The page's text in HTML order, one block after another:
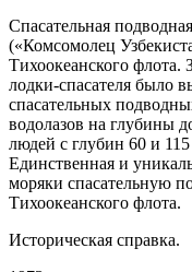
Спасательная
(«Комсомолец
Тихоокеанского флота.
лодки-спасателя было
спасательных
водолазов на глубины
людей с глубин 60 и
Единственная и
моряки спасательную
Тихоокеанского флота.
Историческая справка.